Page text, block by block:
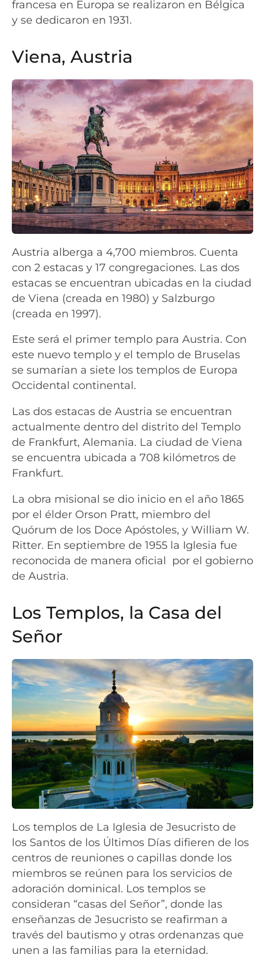
francesa en Europa se realizaron en Bélgica
y se dedicaron en 1931.
Viena, Austria
Austria alberga a 4,700 miembros. Cuenta
con 2 estacas y 17 congregaciones. Las dos
estacas se encuentran ubicadas en la ciudad
de Viena (creada en 1980) y Salzburgo
(creada en 1997).
Este será el primer templo para Austria. Con
este nuevo templo y el templo de Bruselas
se sumarían a siete los templos de Europa
Occidental continental.
Las dos estacas de Austria se encuentran
actualmente dentro del distrito del Templo
de Frankfurt, Alemania. La ciudad de Viena
se encuentra ubicada a 708 kilómetros de
Frankfurt.
La obra misional se dio inicio en el año 1865
por el élder Orson Pratt, miembro del
Quórum de los Doce Apóstoles, y William W.
Ritter. En septiembre de 1955 la Iglesia fue
reconocida de manera oficial
por el gobierno
de Austria.
Los Templos, la Casa del
Señor
Los templos de La Iglesia de Jesucristo de
los Santos de los Últimos Días difieren de los
centros de reuniones o capillas donde los
miembros se reúnen para los servicios de
adoración dominical. Los templos se
consideran “casas del Señor”, donde las
enseñanzas de Jesucristo se reafirman a
través del bautismo y otras ordenanzas que
unen a las familias para la eternidad.